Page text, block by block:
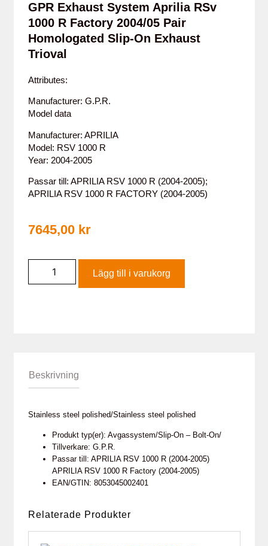
GPR Exhaust System Aprilia RSv
1000 R Factory 2004/05 Pair
Homologated Slip-On Exhaust
Trioval
Attributes:
Manufacturer: G.P.R.
Model data
Manufacturer: APRILIA
Model: RSV 1000 R
Year: 2004-2005
Passar till: APRILIA RSV 1000 R (2004-2005);
APRILIA RSV 1000 R FACTORY (2004-2005)
7645,00 kr
Lägg till i varukorg
Beskrivning
Stainless steel polished/Stainless steel polished
Produkt typ(er): Avgassystem/Slip-On – Bolt-On/
Tillverkare: G.P.R.
Passar till: APRILIA RSV 1000 R (2004-2005)
APRILIA RSV 1000 R Factory (2004-2005)
EAN/GTIN: 8053045002401
Relaterade Produkter